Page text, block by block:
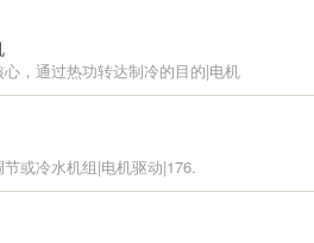
，通过热功转达制冷的目的|电机
或冷水机组|电机驱动|176.